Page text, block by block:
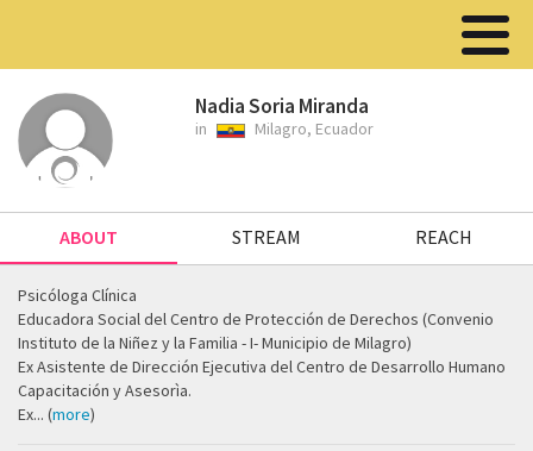
Nadia Soria Miranda
in Milagro, Ecuador
ABOUT STREAM REACH
Psicóloga Clínica
Educadora Social del Centro de Protección de Derechos (Convenio
Instituto de la Niñez y la Familia - I- Municipio de Milagro)
Ex Asistente de Dirección Ejecutiva del Centro de Desarrollo Humano
Capacitación y Asesorìa.
Ex... (more)